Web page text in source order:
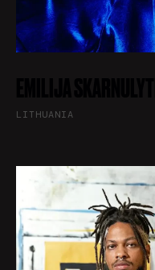
LITHUANIA